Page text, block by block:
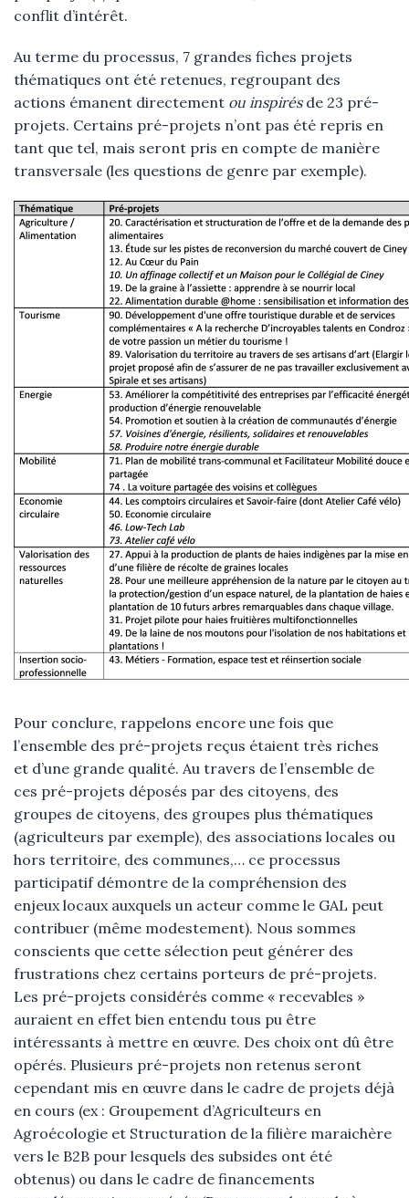
conflit d’intérêt.
Au terme du processus, 7 grandes fiches projets
thématiques ont été retenues, regroupant des
actions émanent directement ou inspirésde 23 pré-
projets. Certains pré-projets n’ont pas été repris en
tant que tel, mais seront pris en compte de manière
transversale (les questions de genre par exemple).
Pour conclure, rappelons encore une fois que
l’ensemble des pré-projets reçus étaient très riches
et d’une grande qualité. Au travers de l’ensemble de
ces pré-projets déposés par des citoyens, des
groupes de citoyens, des groupes plus thématiques
(agriculteurs par exemple), des associations locales ou
hors territoire, des communes,… ce processus
participatif démontre de la compréhension des
enjeux locaux auxquels un acteur comme le GAL peut
contribuer (même modestement). Nous sommes
conscients que cette sélection peut générer des
frustrations chez certains porteurs de pré-projets.
Les pré-projets considérés comme « recevables »
auraient en effet bien entendu tous pu être
intéressants à mettre en œuvre. Des choix ont dû être
opérés. Plusieurs pré-projets non retenus seront
cependant mis en œuvre dans le cadre de projets déjà
en cours (ex : Groupement d’Agriculteurs en
Agroécologie et Structuration de la filière maraichère
vers le B2B pour lesquels des subsides ont été
obtenus) ou dans le cadre de financements